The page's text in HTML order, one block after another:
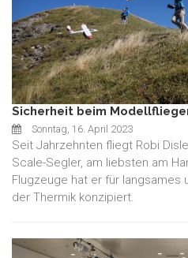
Sicherheit beim
Sonntag, 16. April 2023
Seit Jahrzehnten fliegt Robi
Scale-Segler, am liebsten am
Flugzeuge hat er für langsames
der Thermik konzipiert.